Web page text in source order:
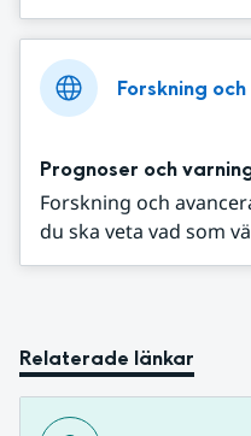
Forskning
Prognoser och
Forskning och
du ska veta vad som
Relaterade länkar